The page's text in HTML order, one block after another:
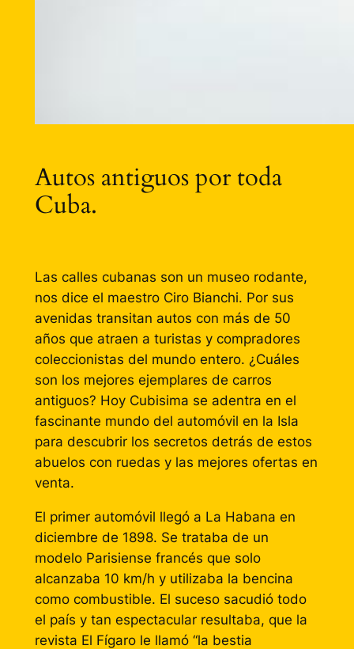
Autos antiguos por toda
Cuba.
Las calles cubanas son un museo rodante,
nos dice el maestro Ciro Bianchi. Por sus
avenidas transitan autos con más de 50
años que atraen a turistas y compradores
coleccionistas del mundo entero. ¿Cuáles
son los mejores ejemplares de carros
antiguos? Hoy Cubisima se adentra en el
fascinante mundo del automóvil en la Isla
para descubrir los secretos detrás de estos
abuelos con ruedas y las mejores ofertas en
venta.
El primer automóvil llegó a La Habana en
diciembre de 1898. Se trataba de un
modelo Parisiense francés que solo
alcanzaba 10 km/h y utilizaba la bencina
como combustible. El suceso sacudió todo
el país y tan espectacular resultaba, que la
revista El Fígaro le llamó “la bestia